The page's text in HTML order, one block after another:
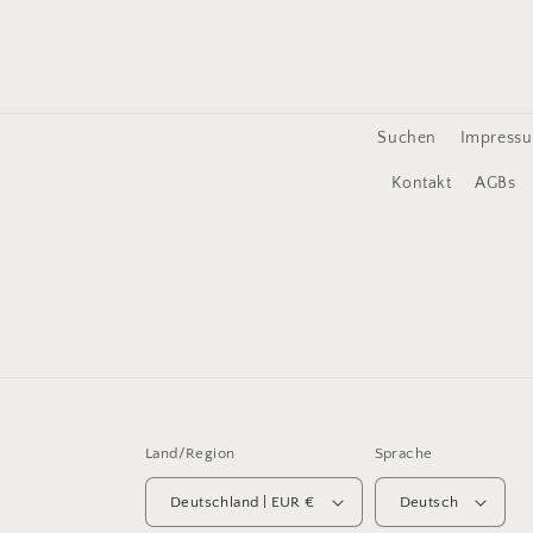
r
e
t
Suchen
Kontakt AGBs
Land/Region
Deutschland | EUR €
Sprache
Deutsch